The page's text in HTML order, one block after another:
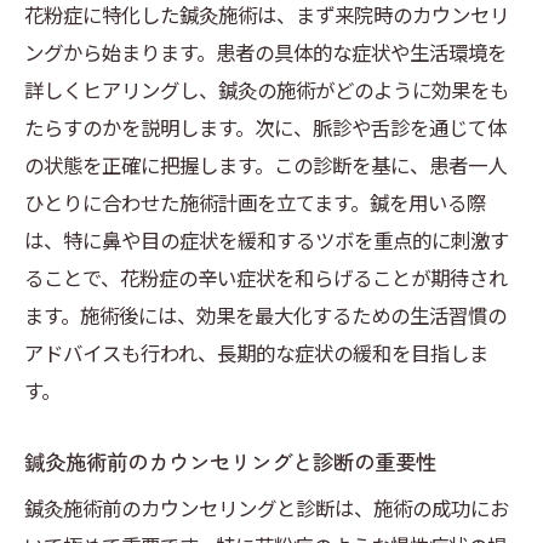
花粉症に特化した鍼灸施術は、まず来院時のカウンセリ
ングから始まります。患者の具体的な症状や生活環境を
詳しくヒアリングし、鍼灸の施術がどのように効果をも
たらすのかを説明します。次に、脈診や舌診を通じて体
の状態を正確に把握します。この診断を基に、患者一人
ひとりに合わせた施術計画を立てます。鍼を用いる際
は、特に鼻や目の症状を緩和するツボを重点的に刺激す
ることで、花粉症の辛い症状を和らげることが期待され
ます。施術後には、効果を最大化するための生活習慣の
アドバイスも行われ、長期的な症状の緩和を目指しま
す。
鍼灸施術前のカウンセリングと診断の重要性
鍼灸施術前のカウンセリングと診断は、施術の成功にお